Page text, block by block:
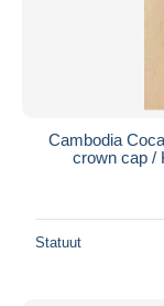
Cambodia
crown cap /
Statuut